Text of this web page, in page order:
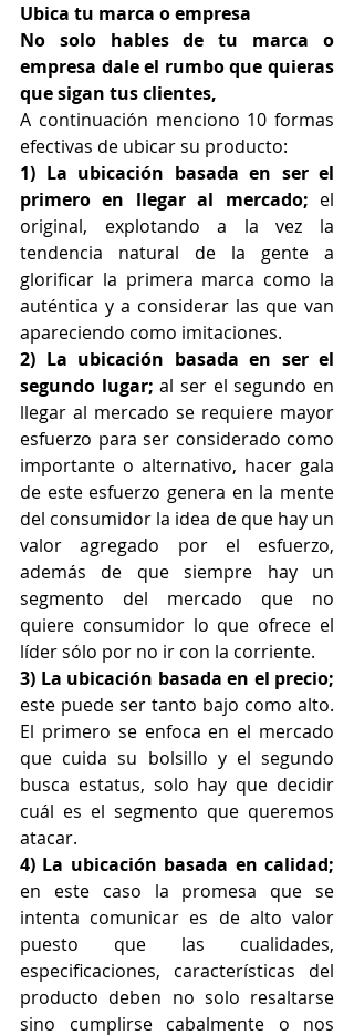
Ubica tu marca o empresa
No solo hables de tu marca o
empresa dale el rumbo que quieras
que sigan tus clientes,
A continuación menciono 10 formas
efectivas de ubicar su producto:
1) La ubicación basada en ser el
primero en llegar al mercado; el
original, explotando a la vez la
tendencia natural de la gente a
glorificar la primera marca como la
auténtica y a considerar las que van
apareciendo como imitaciones.
2) La ubicación basada en ser el
segundo lugar; al ser el segundo en
llegar al mercado se requiere mayor
esfuerzo para ser considerado como
importante o alternativo, hacer gala
de este esfuerzo genera en la mente
del consumidor la idea de que hay un
valor agregado por el esfuerzo,
además de que siempre hay un
segmento del mercado que no
quiere consumidor lo que ofrece el
líder sólo por no ir con la corriente.
3) La ubicación basada en el precio;
este puede ser tanto bajo como alto.
El primero se enfoca en el mercado
que cuida su bolsillo y el segundo
busca estatus, solo hay que decidir
cuál es el segmento que queremos
atacar.
4) La ubicación basada en calidad;
en este caso la promesa que se
intenta comunicar es de alto valor
puesto que las cualidades,
especificaciones, características del
producto deben no solo resaltarse
sino cumplirse cabalmente o nos